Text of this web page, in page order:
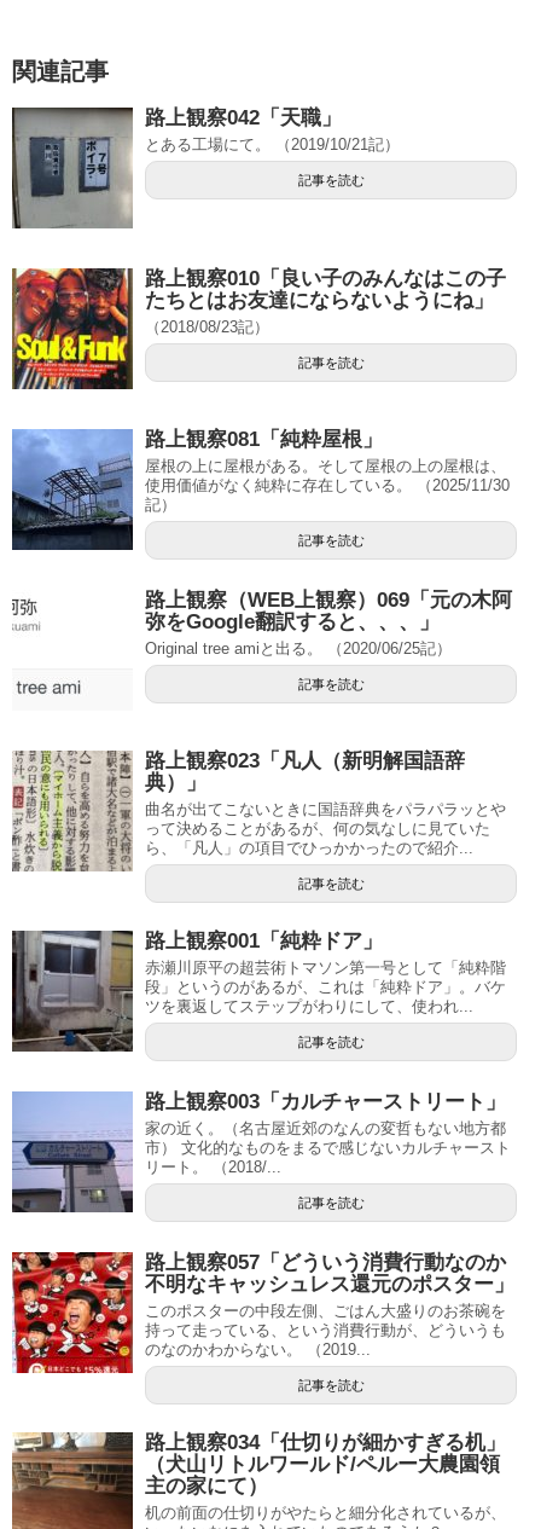
関連記事
路上観察042「天職」
とある工場にて。 （2019/10/21記）
記事を読む
路上観察010「良い子のみんなはこの子
たちとはお友達にならないようにね」
（2018/08/23記）
記事を読む
路上観察081「純粋屋根」
屋根の上に屋根がある。そして屋根の上の屋根は、
使用価値がなく純粋に存在している。 （2025/11/30
記）
記事を読む
路上観察（WEB上観察）069「元の木阿
弥をGoogle翻訳すると、、、」
Original tree amiと出る。 （2020/06/25記）
記事を読む
路上観察023「凡人（新明解国語辞
典）」
曲名が出てこないときに国語辞典をパラパラッとや
って決めることがあるが、何の気なしに見ていた
ら、「凡人」の項目でひっかかったので紹介...
記事を読む
路上観察001「純粋ドア」
赤瀬川原平の超芸術トマソン第一号として「純粋階
段」というのがあるが、これは「純粋ドア」。バケ
ツを裏返してステップがわりにして、使われ...
記事を読む
路上観察003「カルチャーストリート」
家の近く。（名古屋近郊のなんの変哲もない地方都
市） 文化的なものをまるで感じないカルチャースト
リート。 （2018/...
記事を読む
路上観察057「どういう消費行動なのか
不明なキャッシュレス還元のポスター」
このポスターの中段左側、ごはん大盛りのお茶碗を
持って走っている、という消費行動が、どういうも
のなのかわからない。 （2019...
記事を読む
路上観察034「仕切りが細かすぎる机」
（犬山リトルワールド/ペルー大農園領
主の家にて）
机の前面の仕切りがやたらと細分化されているが、